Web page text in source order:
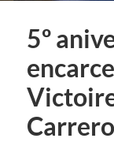
5º